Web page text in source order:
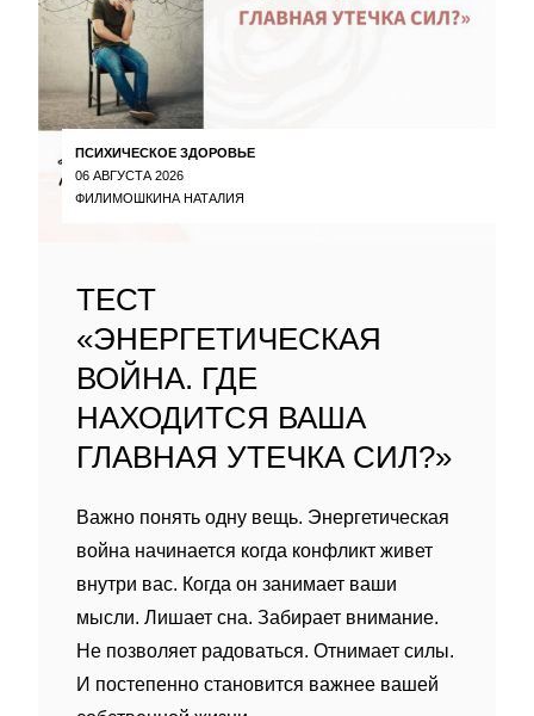
ПСИХИЧЕСКОЕ ЗДОРОВЬЕ
06 АВГУСТА 2026
ФИЛИМОШКИНА НАТАЛИЯ
ТЕСТ
«ЭНЕРГЕТИЧЕСКАЯ
ВОЙНА. ГДЕ
НАХОДИТСЯ ВАША
ГЛАВНАЯ УТЕЧКА СИЛ?»
Важно понять одну вещь. Энергетическая
война начинается когда конфликт живет
внутри вас. Когда он занимает ваши
мысли. Лишает сна. Забирает внимание.
Не позволяет радоваться. Отнимает силы.
И постепенно становится важнее вашей